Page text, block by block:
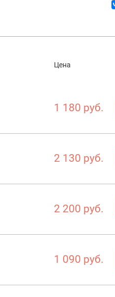
Цена
1 180 руб.
2 130 руб.
2 200 руб.
1 090 руб.